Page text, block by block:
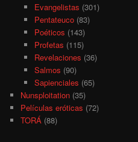
Evangelistas (301)
Pentateuco(83)
Poéticos (143)
Profetas (115)
Revelaciones (36)
Salmos (90)
Sapienciales (65)
Nunsploitation (35)
Películas eróticas (72)
TORÁ (88)